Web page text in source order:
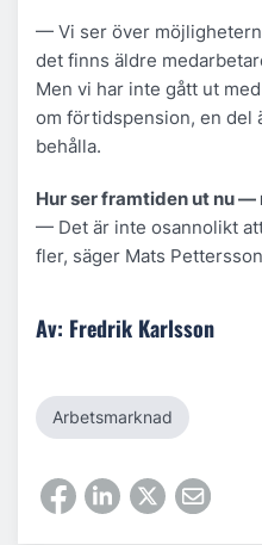
— Vi ser över
det finns äldre
Men vi har inte gått ut
om förtidspension, en del
behålla.
Hur ser framtiden ut nu
— Det är inte osannolikt
fler, säger Mats
Av: Fredrik Karlsson
Arbetsmarknad